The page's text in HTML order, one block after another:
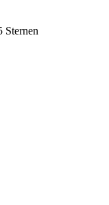
Sternen